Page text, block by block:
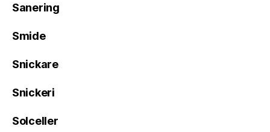
Sanering
Smide
Snickare
Snickeri
Solceller